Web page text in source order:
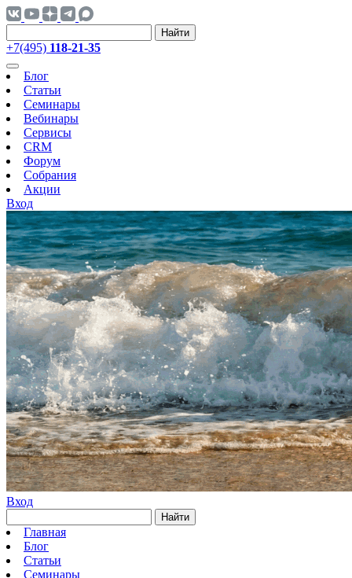
Найти
+7(495) 118-21-35
Блог
Статьи
Семинары
Вебинары
Сервисы
CRM
Форум
Собрания
Акции
Вход
Вход
Найти
Главная
Блог
Статьи
Семинары